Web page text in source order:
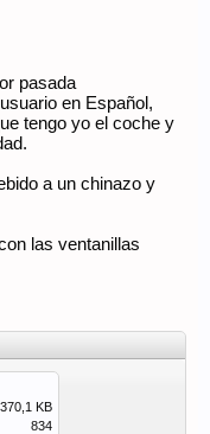
pasada
en Español,
tengo yo el coche y
a un chinazo y
las ventanillas
370,1 KB
834